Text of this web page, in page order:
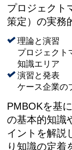
プロジェクト
策定）の実務
理論と演習
プロジェクト
知識エリア
演習と発表
ケース企業の
PMBOKを基
の基本的知識
イントを解説
り知識の定着